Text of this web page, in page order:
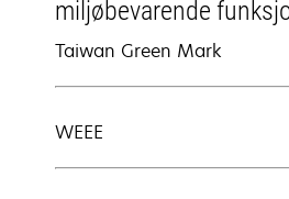
miljøbevarende
Taiwan Green Mark
WEEE